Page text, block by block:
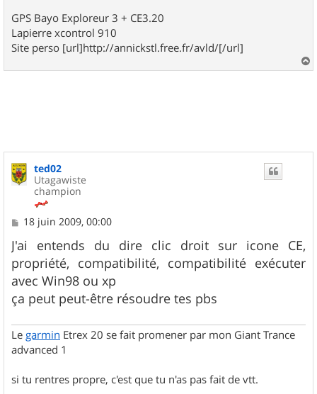
GPS Bayo Exploreur 3 + CE3.20
Lapierre xcontrol 910
Site perso [url]http://annickstl.free.fr/avld/[/url]
a
ted02
Utagawiste
champion
M
s
s
a
g
e
18 juin 2009, 00:00
J'ai entends du dire clic droit sur icone CE,
propriété, compatibilité, compatibilité exécuter
avec Win98 ou xp
ça peut peut-être résoudre tes pbs
Le garmin Etrex 20 se fait promener par mon Giant Trance
advanced 1
si tu rentres propre, c'est que tu n'as pas fait de vtt.